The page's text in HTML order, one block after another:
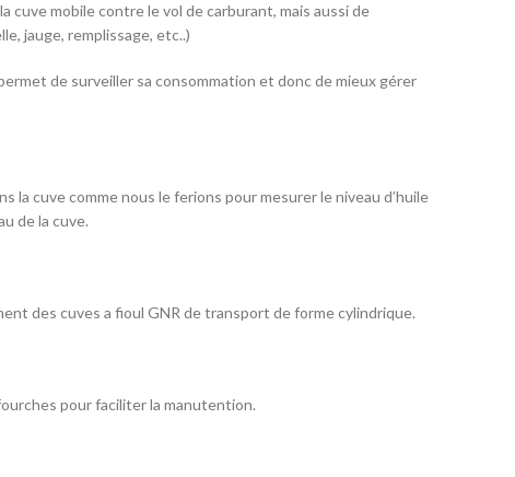
mobile contre le vol de carburant, mais aussi de
jauge, remplissage, etc..)
de surveiller sa consommation et donc de mieux gérer
cuve comme nous le ferions pour mesurer le niveau d’huile
de la cuve.
des cuves a fioul GNR de transport de forme cylindrique.
pour faciliter la manutention.